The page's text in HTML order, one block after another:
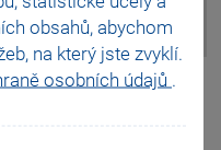
obsahů, abychom
na který jste zvyklí.
osobních údajů .
agendě Registrace DPH v EU.
Pomohla Vám tato